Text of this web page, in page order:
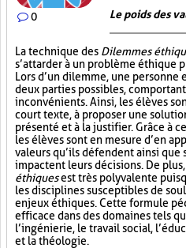
0 Le poids des
La technique des Dilemmes
s’attarder à un problème éthique
Lors d’un dilemme, une
deux parties possibles,
inconvénients. Ainsi, les élèves
court texte, à proposer une
présenté et à la justifier. Grâce à
les élèves sont en mesure d’en
valeurs qu’ils défendent ainsi que
impactent leurs décisions. De
éthiquesest très polyvalente
les disciplines susceptibles de
enjeux éthiques. Cette formule
efficace dans des domaines tels
l’ingénierie, le travail social,
et la théologie.